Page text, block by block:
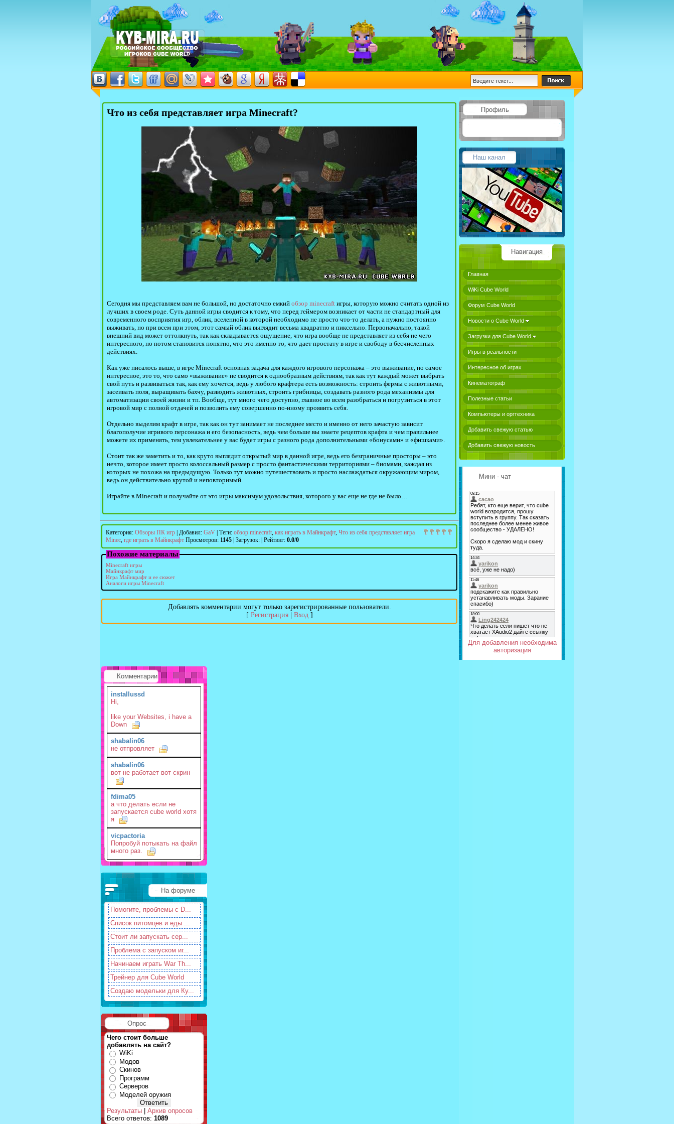
Что из себя представляет игра Minecraft?
Сегодня мы представляем вам не большой, но достаточно емкий обзор minecraft игры, которую можно считать одной из
лучших в своем роде. Суть данной игры сводится к тому, что перед геймером возникает от части не стандартный для
современного восприятия игр, облик, вселенной в которой необходимо не просто что-то делать, а нужно постоянно
выживать, но при всем при этом, этот самый облик выглядит весьма квадратно и пиксельно. Первоначально, такой
внешний вид может оттолкнуть, так как складывается ощущение, что игра вообще не представляет из себя не чего
интересного, но потом становится понятно, что это именно то, что дает простату в игре и свободу в бесчисленных
действиях.
Как уже писалось выше, в игре Minecraft основная задача для каждого игрового персонажа – это выживание, но самое
интересное, это то, что само «выживание» не сводится к однообразным действиям, так как тут каждый может выбрать
свой путь и развиваться так, как ему хочется, ведь у любого крафтера есть возможность: строить фермы с животными,
засеивать поля, выращивать бахчу, разводить животных, строить грибницы, создавать разного рода механизмы для
автоматизации своей жизни и тп. Вообще, тут много чего доступно, главное во всем разобраться и погрузиться в этот
игровой мир с полной отдачей и позволить ему совершенно по-иному проявить себя.
Отдельно выделим крафт в игре, так как он тут занимает не последнее место и именно от него зачастую зависит
благополучие игривого персонажа и его безопасность, ведь чем больше вы знаете рецептов крафта и чем правильнее
можете их применять, тем увлекательнее у вас будет игры с разного рода дополнительными «бонусами» и «фишками».
Стоит так же заметить и то, как круто выглядит открытый мир в данной игре, ведь его безграничные просторы – это
нечто, которое имеет просто колоссальный размер с просто фантастическими территориями – биомами, каждая из
которых не похожа на предыдущую. Только тут можно путешествовать и просто наслаждаться окружающим миром,
ведь он действительно крутой и неповторимый.
Играйте в Minecraft и получайте от это игры максимум удовольствия, которого у вас еще не где не было…
Категория: Обзоры ПК игр Добавил: GaV Теги: обзор minecraft, как играть в Майнкрафт, Что из себя представляет игра
Minec, где играть в Майнкрафт Просмотров: 1145 Загрузок: Рейтинг: 0.0/0
Похожие материалы
Minecraft игры
Майнкрафт мир
Игра Майнкрафт и ее сюжет
Аналоги игры Minecraft
Добавлять комментарии могут только зарегистрированные пользователи.
[ Регистрация| Вход]
Профиль
Наш канал
Навигация
Главная
WiKi Cube World
Форум Cube World
Новости о Cube World
Загрузки для Cube World
Игры в реальности
Интересное об играх
Кинематограф
Полезные статьи
Компьютеры и оргтехника
Добавить свежую статью
Добавить свежую новость
Мини - чат
Для добавления необходима
авторизация
Комментарии
installussd
Hi,
like your Websites, i have a
Down
shabalin06
не отпровляет
shabalin06
вот не работает вот скрин
fdima05
а что делать если не
запускается cube world хотя
я
vicpactoria
Попробуй потыкать на файл
много раз.
На форуме
Помогите, проблемы с D...
Список питомцев и еды ...
Стоит ли запускать сер...
Проблема с запуском иг...
Начинаем играть War Th...
Трейнер для Cube World
Создаю модельки для Ку...
Опрос
Чего стоит больше
добавлять на сайт?
WiKi
Модов
Скинов
Программ
Серверов
Моделей оружия
Результаты
Архив опросов
Всего ответов: 1089